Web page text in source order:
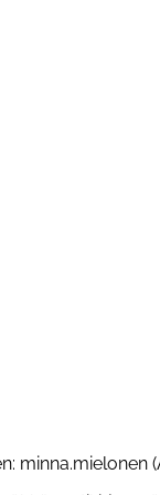
minna.mielonen